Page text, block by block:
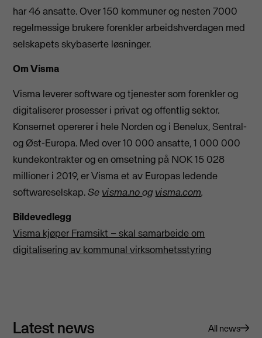
har 46 ansatte. Over 150 kommuner og nesten 7000
regelmessige brukere forenkler arbeidshverdagen med
selskapets skybaserte løsninger.
Om Visma
Visma leverer software og tjenester som forenkler og
digitaliserer prosesser i privat og offentlig sektor.
Konsernet opererer i hele Norden og i Benelux, Sentral-
og Øst-Europa. Med over 10 000 ansatte, 1 000 000
kundekontrakter og en omsetning på NOK 15 028
millioner i 2019, er Visma et av Europas ledende
softwareselskap.Se visma.noog visma.com.
Bildevedlegg
Visma kjøper Framsikt – skal samarbeide om
digitalisering av kommunal virksomhetsstyring
Latest news All news